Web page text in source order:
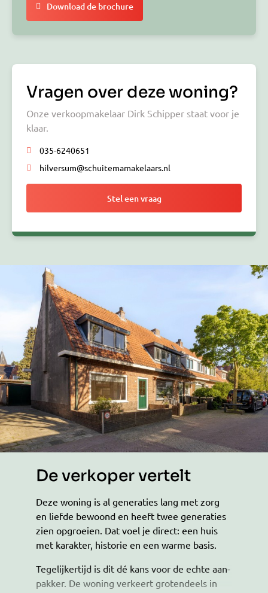
Download de brochure
Vragen over deze woning?
Onze verkoopmakelaar Dirk Schipper staat voor je
klaar.
035-6240651
hilversum@schuitemamakelaars.nl
Stel een vraag
De verkoper vertelt
Deze woning is al generaties lang met zorg
en liefde bewoond en heeft twee generaties
zien opgroeien. Dat voel je direct: een huis
met karakter, historie en een warme basis.
Tegelijkertijd is dit dé kans voor de echte aan-
pakker. De woning verkeert grotendeels in